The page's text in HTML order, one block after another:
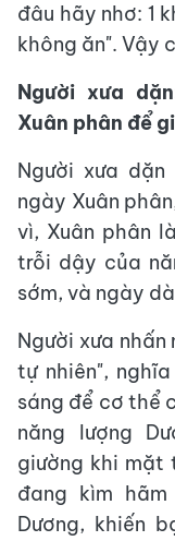
đâu hãy nhơ: 1
không ăn". Vậy
Người xưa
Xuân phân để
Người xưa
ngày Xuân
vì, Xuân phân
trỗi dậy của
sớm, và ngày
Người xưa
tự nhiên",
sáng để cơ thể
năng lượng
giường khi mặt
đang kìm
Dương, khiến